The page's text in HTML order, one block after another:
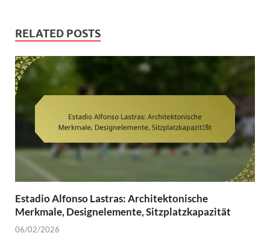
RELATED POSTS
Estadio Alfonso Lastras: Architektonische
Merkmale, Designelemente, Sitzplatzkapazität
06/02/2026